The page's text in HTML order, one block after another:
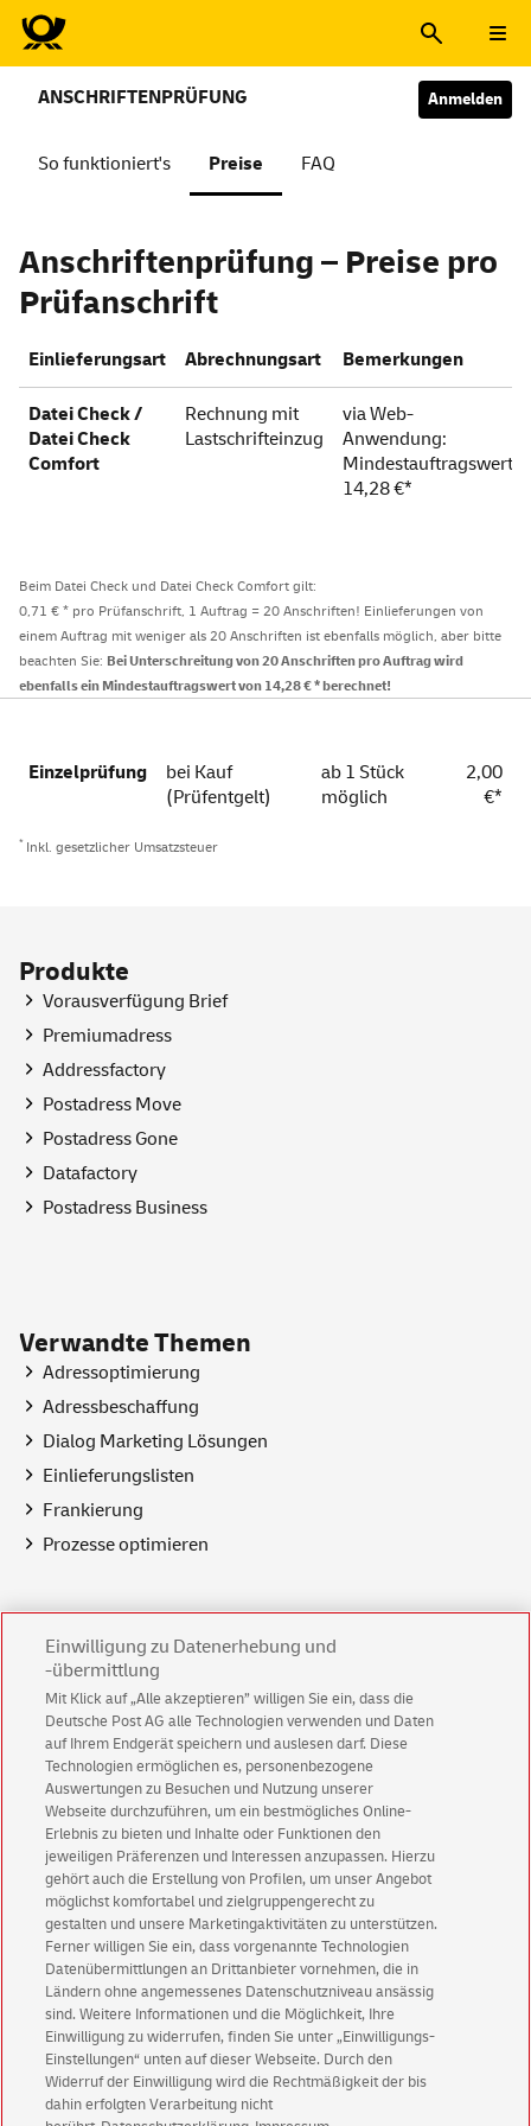
ANSCHRIFTENPRÜFUNG
So funktioniert's Preise FAQ
Anmelden
Anschriftenprüfung – Preise pro
Prüfanschrift
Einlieferungsart Abrechnungsart Bemerkungen
Datei Check /
Datei Check
Comfort
Rechnung mit
Lastschrifteinzug
via Web-
Anwendung:
Mindestauftragswert
14,28 €*
Beim Datei Check und Datei Check Comfort gilt:
0,71 € * pro Prüfanschrift, 1 Auftrag = 20 Anschriften! Einlieferungen von
einem Auftrag mit weniger als 20 Anschriften ist ebenfalls möglich, aber bitte
beachten Sie: Bei Unterschreitung von 20 Anschriften pro Auftrag wird
ebenfalls ein Mindestauftragswert von 14,28 € * berechnet!
Einzelprüfung
bei Kauf
(Prüfentgelt)
ab 1 Stück
möglich
2,00
€*
* Inkl. gesetzlicher Umsatzsteuer
Produkte
Vorausverfügung Brief
Premiumadress
Addressfactory
Postadress Move
Postadress Gone
Datafactory
Postadress Business
Verwandte Themen
Adressoptimierung
Adressbeschaffung
Dialog Marketing Lösungen
Einlieferungslisten
Frankierung
Prozesse optimieren
Service & Shops
Portoberater
Addressfactory Web
Standortfinder
Sendungsverfolgung
Internetmarke
Shopder Deutschen Post
Geschäftskundenservice
Einwilligung zu Datenerhebung und
-übermittlung
Mit Klick auf „Alle akzeptieren” willigen Sie ein, dass die
Deutsche Post AG alle Technologien verwenden und Daten
auf Ihrem Endgerät speichern und auslesen darf. Diese
Technologien ermöglichen es, personenbezogene
Auswertungen zu Besuchen und Nutzung unserer
Webseite durchzuführen, um ein bestmögliches Online-
Erlebnis zu bieten und Inhalte oder Funktionen den
jeweiligen Präferenzen und Interessen anzupassen. Hierzu
gehört auch die Erstellung von Profilen, um unser Angebot
möglichst komfortabel und zielgruppengerecht zu
gestalten und unsere Marketingaktivitäten zu unterstützen.
Ferner willigen Sie ein, dass vorgenannte Technologien
Datenübermittlungen an Drittanbieter vornehmen, die in
Ländern ohne angemessenes Datenschutzniveau ansässig
sind. Weitere Informationen und die Möglichkeit, Ihre
Einwilligung zu widerrufen, finden Sie unter „Einwilligungs-
Einstellungen“ unten auf dieser Webseite. Durch den
Widerruf der Einwilligung wird die Rechtmäßigkeit der bis
dahin erfolgten Verarbeitung nicht